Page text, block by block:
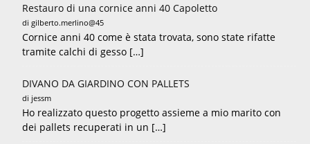
Restauro di una cornice anni 40 Capoletto
di gilberto.merlino@45
Cornice anni 40 come è stata trovata, sono state rifatte
tramite calchi di gesso […]
DIVANO DA GIARDINO CON PALLETS
di jessm
Ho realizzato questo progetto assieme a mio marito con
dei pallets recuperati in un […]